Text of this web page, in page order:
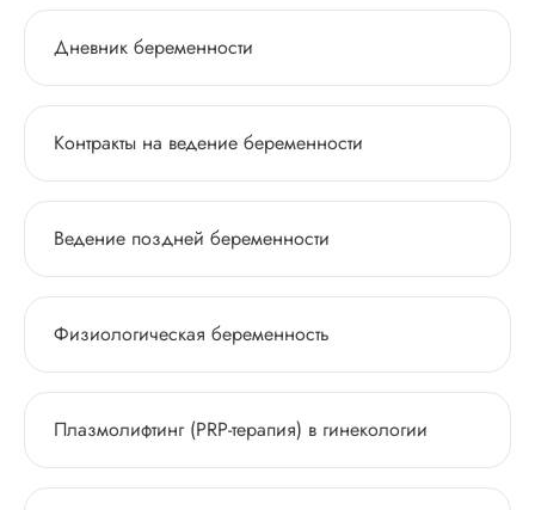
Дневник беременности
Контракты на ведение беременности
Ведение поздней беременности
Физиологическая беременность
Плазмолифтинг (PRP-терапия) в гинекологии